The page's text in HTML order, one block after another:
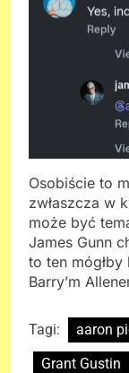
Osobiście to
zwłaszcza w
może być
James Gunn
to ten
Barry’m
Tagi: aaron
Grant Gustin